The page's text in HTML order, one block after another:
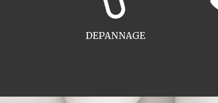
DEPANNAGE